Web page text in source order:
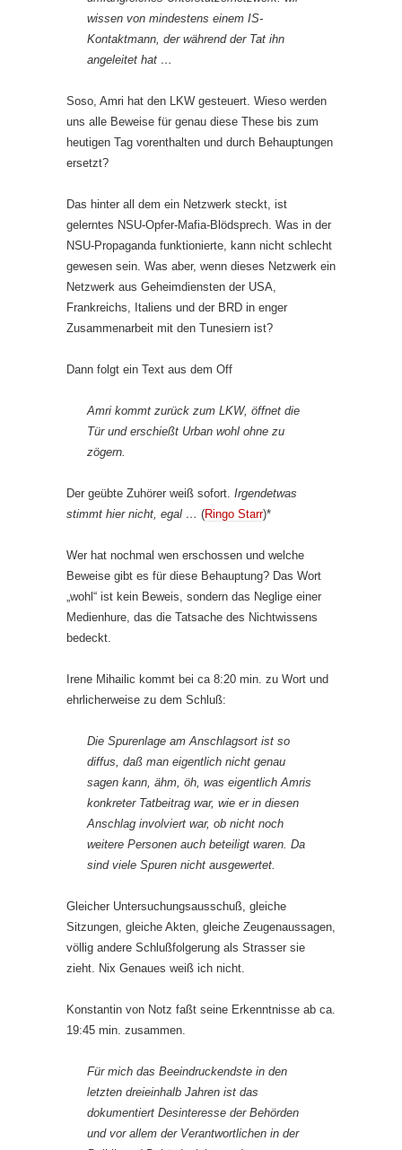
wissen von mindestens einem IS-
Kontaktmann, der während der Tat ihn
angeleitet hat …
Soso, Amri hat den LKW gesteuert. Wieso werden
uns alle Beweise für genau diese These bis zum
heutigen Tag vorenthalten und durch Behauptungen
ersetzt?
Das hinter all dem ein Netzwerk steckt, ist
gelerntes NSU-Opfer-Mafia-Blödsprech. Was in der
NSU-Propaganda funktionierte, kann nicht schlecht
gewesen sein. Was aber, wenn dieses Netzwerk ein
Netzwerk aus Geheimdiensten der USA,
Frankreichs, Italiens und der BRD in enger
Zusammenarbeit mit den Tunesiern ist?
Dann folgt ein Text aus dem Off
Amri kommt zurück zum LKW, öffnet die
Tür und erschießt Urban wohl ohne zu
zögern.
Der geübte Zuhörer weiß sofort. Irgendetwas
stimmt hier nicht, egal … (Ringo Starr)*
Wer hat nochmal wen erschossen und welche
Beweise gibt es für diese Behauptung? Das Wort
„wohl“ ist kein Beweis, sondern das Neglige einer
Medienhure, das die Tatsache des Nichtwissens
bedeckt.
Irene Mihailic kommt bei ca 8:20 min. zu Wort und
ehrlicherweise zu dem Schluß:
Die Spurenlage am Anschlagsort ist so
diffus, daß man eigentlich nicht genau
sagen kann, ähm, öh, was eigentlich Amris
konkreter Tatbeitrag war, wie er in diesen
Anschlag involviert war, ob nicht noch
weitere Personen auch beteiligt waren. Da
sind viele Spuren nicht ausgewertet.
Gleicher Untersuchungsausschuß, gleiche
Sitzungen, gleiche Akten, gleiche Zeugenaussagen,
völlig andere Schlußfolgerung als Strasser sie
zieht. Nix Genaues weiß ich nicht.
Konstantin von Notz faßt seine Erkenntnisse ab ca.
19:45 min. zusammen.
Für mich das Beeindruckendste in den
letzten dreieinhalb Jahren ist das
dokumentiert Desinteresse der Behörden
und vor allem der Verantwortlichen in der